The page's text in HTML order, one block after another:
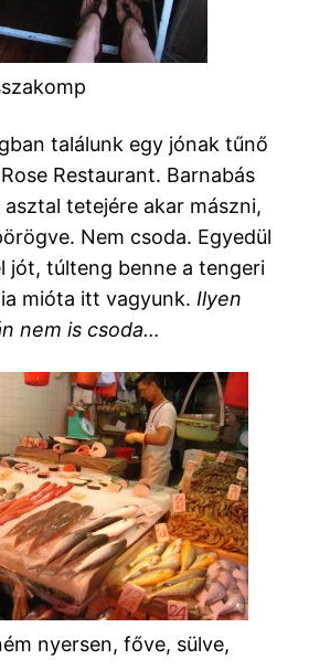
találunk egy jónak tűnő
Restaurant. Barnabás
tetejére akar mászni,
Nem csoda. Egyedül
jót, túlteng benne a tengeri
mióta itt vagyunk.Ilyen
nem is csoda…
nyersen, főve, sülve,